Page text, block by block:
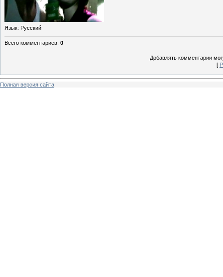
Язык: Русский
Всего комментариев: 0
Добавлять комментарии
[
Полная версия сайта